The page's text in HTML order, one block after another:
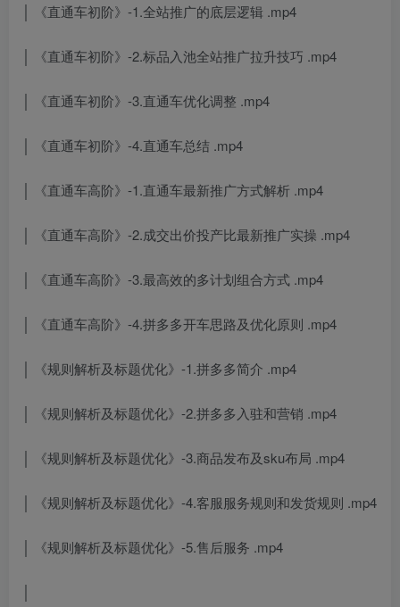
│ 《直通车初阶》-1.全站推广的底层逻辑 .mp4
│ 《直通车初阶》-2.标品入池全站推广拉升技巧 .mp4
│ 《直通车初阶》-3.直通车优化调整 .mp4
│ 《直通车初阶》-4.直通车总结 .mp4
│ 《直通车高阶》-1.直通车最新推广方式解析 .mp4
│ 《直通车高阶》-2.成交出价投产比最新推广实操 .mp4
│ 《直通车高阶》-3.最高效的多计划组合方式 .mp4
│ 《直通车高阶》-4.拼多多开车思路及优化原则 .mp4
│ 《规则解析及标题优化》-1.拼多多简介 .mp4
│ 《规则解析及标题优化》-2.拼多多入驻和营销 .mp4
│ 《规则解析及标题优化》-3.商品发布及sku布局 .mp4
│ 《规则解析及标题优化》-4.客服服务规则和发货规则 .mp4
│ 《规则解析及标题优化》-5.售后服务 .mp4